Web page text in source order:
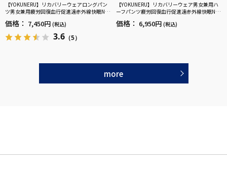
【YOKUNERU】リカバリーウェアロングパン
ツ男女兼用疲労回復血行促進遠赤外線快眠NA
NOMIX(R)【一般医療機器】SS～LLサイズ
価格： 7,450円 (税込)
3.6 （5）
【YOKUNERU】リカバリーウェア男女兼用ハ
ーフパンツ疲労回復血行促進遠赤外線快眠NA
NOMIX(R)【一般医療機器】SS～LLサイズ
価格： 6,950円 (税込)
more